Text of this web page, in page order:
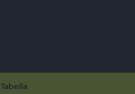
Tabella